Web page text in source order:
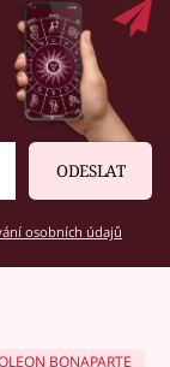
ODESLAT
osobních údajů
BONAPARTE